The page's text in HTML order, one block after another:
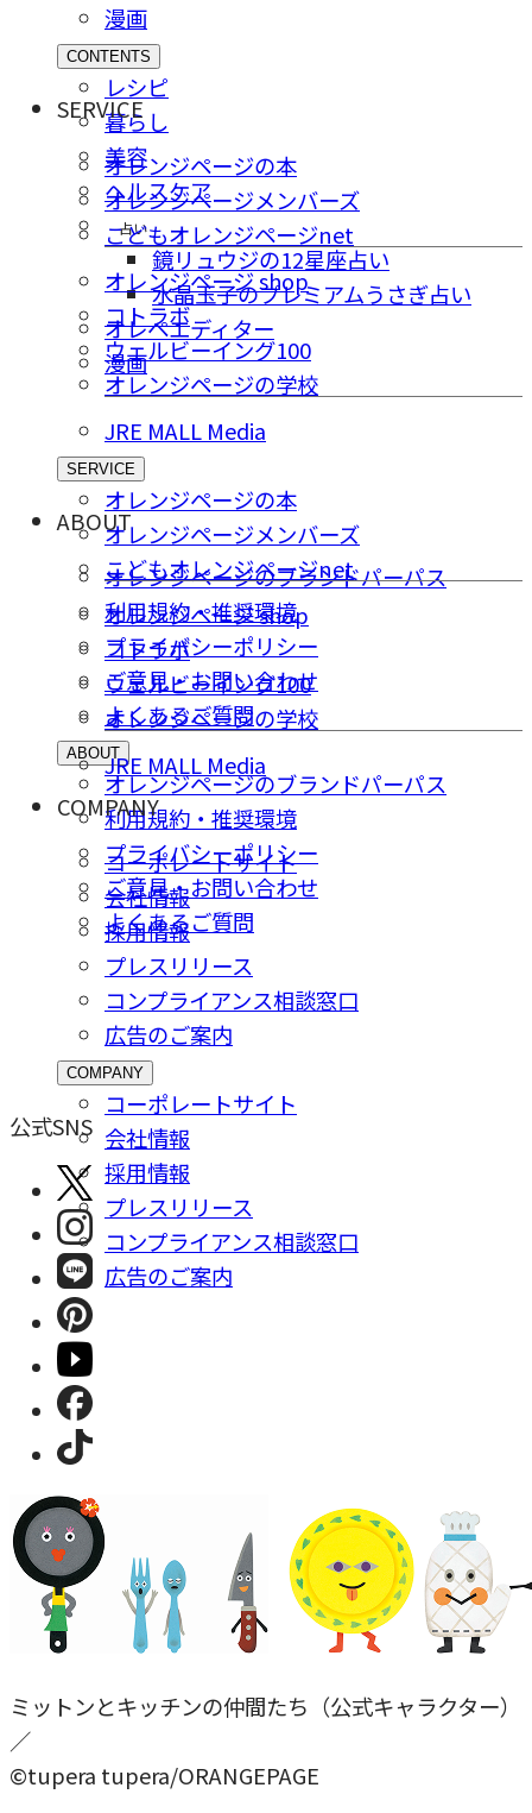
漫画
CONTENTS
レシピ
暮らし
美容
ヘルスケア
占い
鏡リュウジの12星座占い
水晶玉子のプレミアムうさぎ占い
オレペエディター
漫画
SERVICE
オレンジページの本
オレンジページメンバーズ
こどもオレンジページnet
オレンジページ shop
コトラボ
ウェルビーイング100
オレンジページの学校
JRE MALL Media
SERVICE
オレンジページの本
オレンジページメンバーズ
こどもオレンジページnet
オレンジページ shop
コトラボ
ウェルビーイング100
オレンジページの学校
JRE MALL Media
ABOUT
オレンジページのブランドパーパス
利用規約・推奨環境
プライバシーポリシー
ご意⾒・お問い合わせ
よくあるご質問
ABOUT
オレンジページのブランドパーパス
利用規約・推奨環境
プライバシーポリシー
ご意⾒・お問い合わせ
よくあるご質問
COMPANY
コーポレートサイト
会社情報
採⽤情報
プレスリリース
コンプライアンス相談窓⼝
広告のご案内
COMPANY
コーポレートサイト
会社情報
採⽤情報
プレスリリース
コンプライアンス相談窓⼝
広告のご案内
公式SNS
ミットンとキッチンの仲間たち（公式キャラクター）
／
©tupera tupera/ORANGEPAGE